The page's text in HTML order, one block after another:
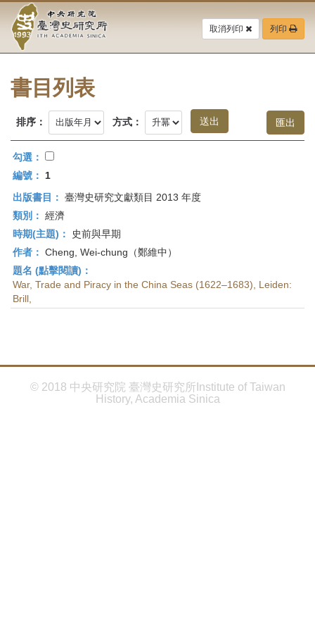
要
中
央
研
究
院-
臺
灣
史
研
究
所-
首
取消列印 列印
書目列表
排序： 方式：
勾選：
編號：
1
出版書目： 臺灣史研究文獻類目 2013 年度
類別： 經濟
時期(主題)：
史前與早期
作者： Cheng, Wei-chung（鄭維中）
題名 (點擊閱讀)：
War, Trade and Piracy in the China Seas (1622–1683), Leiden:
Brill,
© 2018 中央研究院 臺灣史研究所Institute of Taiwan
History, Academia Sinica